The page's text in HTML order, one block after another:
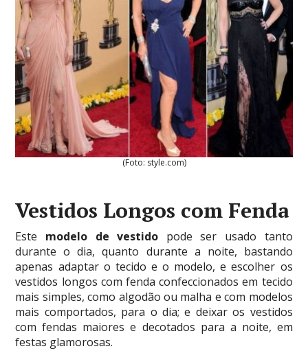
(Foto: style.com)
Vestidos Longos com Fenda
Este modelo de vestido pode ser usado tanto
durante o dia, quanto durante a noite, bastando
apenas adaptar o tecido e o modelo, e escolher os
vestidos longos com fenda confeccionados em tecido
mais simples, como algodão ou malha e com modelos
mais comportados, para o dia; e deixar os vestidos
com fendas maiores e decotados para a noite, em
festas glamorosas.